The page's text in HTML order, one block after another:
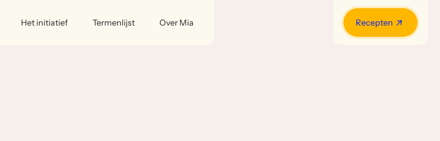
Het initiatief Termenlijst Over Mia Recepten